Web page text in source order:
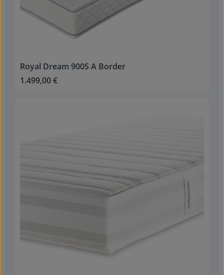
Royal Dream 900S A Border
Regulärer Preis:
1.499,00 €